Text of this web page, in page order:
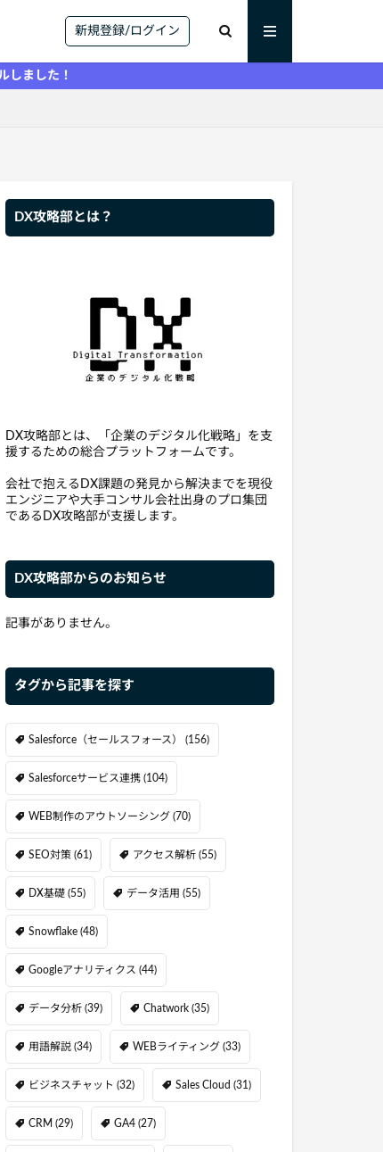
新規登録/ログイン
DX攻略部とは？
DX攻略部とは、「企業のデジタル化戦略」を支
援するための総合プラットフォームです。
会社で抱えるDX課題の発見から解決までを現役
エンジニアや大手コンサル会社出身のプロ集団
であるDX攻略部が支援します。
DX攻略部からのお知らせ
記事がありません。
タグから記事を探す
Salesforce（セールスフォース） (156)
Salesforceサービス連携 (104)
WEB制作のアウトソーシング (70)
SEO対策 (61) アクセス解析 (55)
DX基礎 (55) データ活用 (55)
Snowflake (48)
Googleアナリティクス (44)
データ分析 (39) Chatwork (35)
用語解説 (34) WEBライティング (33)
ビジネスチャット (32) Sales Cloud (31)
CRM (29) GA4 (27)